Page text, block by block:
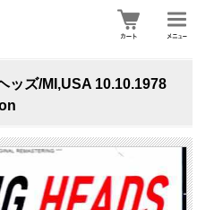
ッズ/MI,USA 10.10.1978